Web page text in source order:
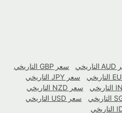
سعر GBP التاريخي
سعر JPY التاريخي
سعر NZD التاريخي
سعر USD التاريخي